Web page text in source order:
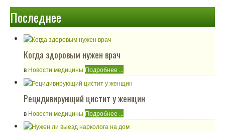
Последнее
Когда здоровым нужен врач
в Новости медицины Подробнее ...
Рецидивирующий цистит у женщин
в Новости медицины Подробнее ...